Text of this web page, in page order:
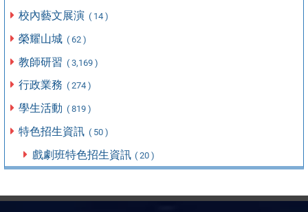
校內藝文展演 ( 14 )
榮耀山城 ( 62 )
教師研習 ( 3,169 )
行政業務 ( 274 )
學生活動 ( 819 )
特色招生資訊 ( 50 )
戲劇班特色招生資訊 ( 20 )